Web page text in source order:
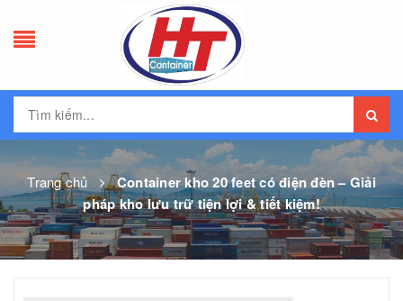
Trang chủ
Container kho 20 feet có điện đèn – Giải
pháp kho lưu trữ tiện lợi & tiết kiệm!